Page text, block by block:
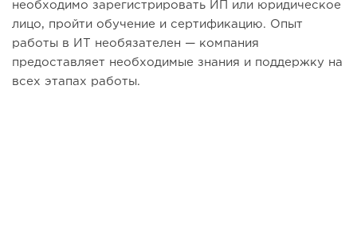
необходимо зарегистрировать ИП или юридическое
лицо, пройти обучение и сертификацию. Опыт
работы в ИТ необязателен — компания
предоставляет необходимые знания и поддержку на
всех этапах работы.